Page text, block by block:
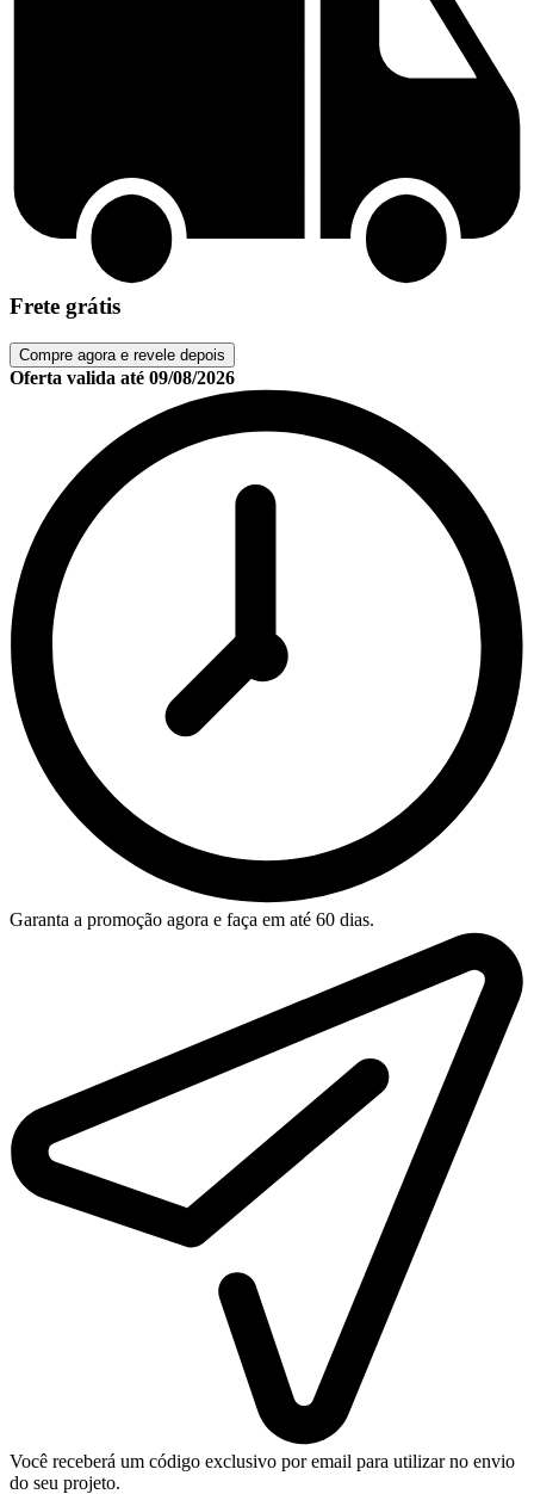
Frete grátis
Compre agora e revele depois
Oferta valida até 09/08/2026
Garanta a promoção agora e faça em até 60 dias.
Você receberá um código exclusivo por email para utilizar no envio
do seu projeto.